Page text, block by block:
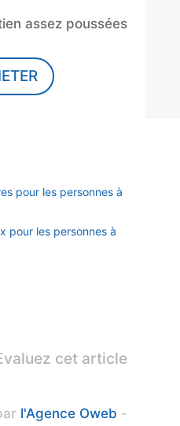
assez poussées
pour les personnes à
pour les personnes à
cet article
l'Agence Oweb -